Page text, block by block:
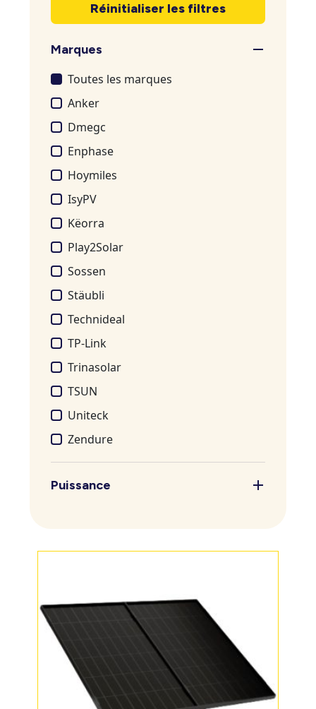
Réinitialiser les filtres
Marques
Toutes les marques
Anker
Dmegc
Enphase
Hoymiles
IsyPV
Këorra
Play2Solar
Sossen
Stäubli
Technideal
TP-Link
Trinasolar
TSUN
Uniteck
Zendure
Puissance